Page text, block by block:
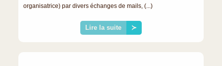
organisatrice) par divers échanges de mails, (...)
Lire la suite ≻